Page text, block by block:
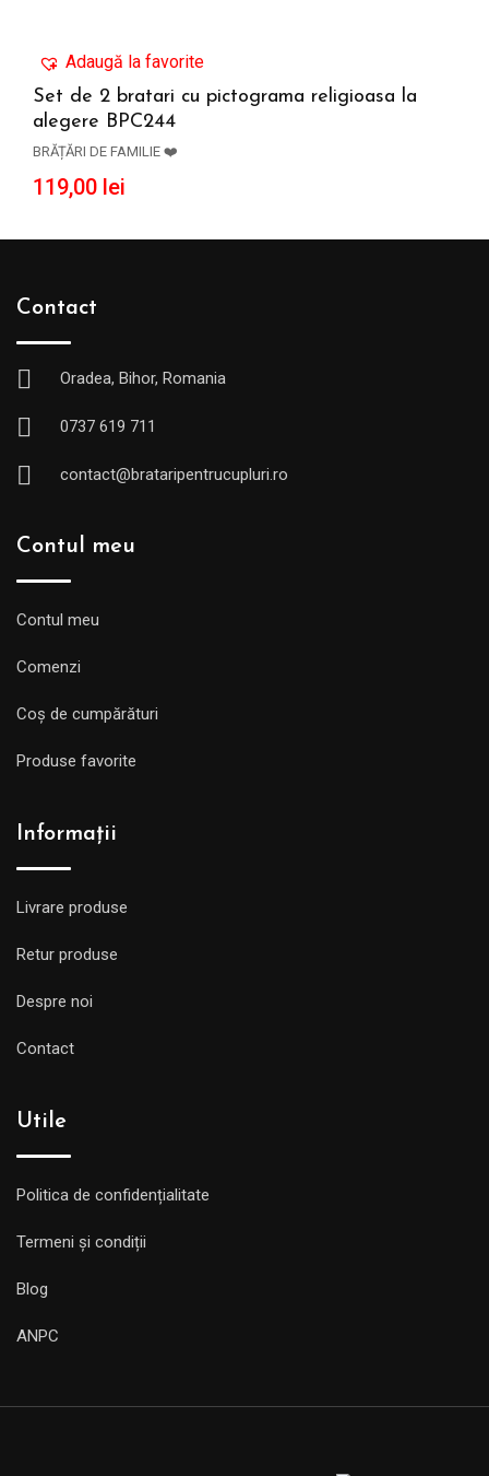
Adaugă la favorite
Set de 2 bratari cu pictograma religioasa la
alegere BPC244
BRĂȚĂRI DE FAMILIE ❤️
119,00 lei
Contact
Oradea, Bihor, Romania
0737 619 711
contact@brataripentrucupluri.ro
Contul meu
Contul meu
Comenzi
Coș de cumpărături
Produse favorite
Informații
Livrare produse
Retur produse
Despre noi
Contact
Utile
Politica de confidențialitate
Termeni și condiții
Blog
ANPC